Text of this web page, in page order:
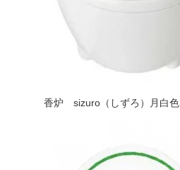
香炉 sizuro（しずろ）月白色